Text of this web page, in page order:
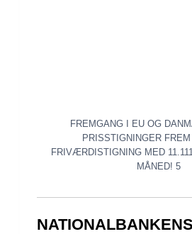
FREMGANG I EU OG
PRISSTIGNINGER
FRIVÆRDISTIGNING MED
MÅNED! 5
NATIONALBANKENS